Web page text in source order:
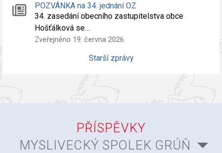
POZVÁNKA na 34. jednání OZ
34. zasedání obecního zastupitelstva obce
Hošťálková se…
Zveřejněno 19. června 2026
Starší zprávy
PŘÍSPĚVKY
MYSLIVECKÝ SPOLEK GRÚŇ